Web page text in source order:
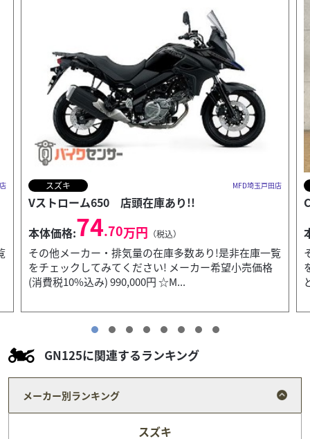
ロイヤルエンフィールド MFD埼玉戸田店
Classic 350 【ETC付き!】
本体価格:59.40万円 （税込）
その他メーカー・排気量の在庫多数あり!是非在庫一覧
をチェックしてみてください! ☆MFD埼玉戸田店って
どんなお店??☆ 通勤通学の日常バイクから趣...
GN125に関連するランキング
メーカー別ランキング
スズキ